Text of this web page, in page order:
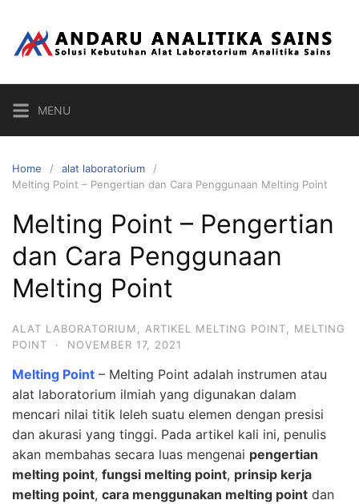
content
MENU
Home
alat laboratorium
Melting Point – Pengertian dan Cara Penggunaan Melting Point
Melting Point – Pengertian
dan Cara Penggunaan
Melting Point
ALAT LABORATORIUM ARTIKEL MELTING POINT
MELTING
POINT
· NOVEMBER 17, 2021
Melting Point – Melting Point adalah instrumen atau
alat laboratorium ilmiah yang digunakan dalam
mencari nilai titik leleh suatu elemen dengan presisi
dan akurasi yang tinggi. Pada artikel kali ini, penulis
akan membahas secara luas mengenai pengertian
melting point, fungsi melting point, prinsip kerja
melting point, cara menggunakan melting point dan